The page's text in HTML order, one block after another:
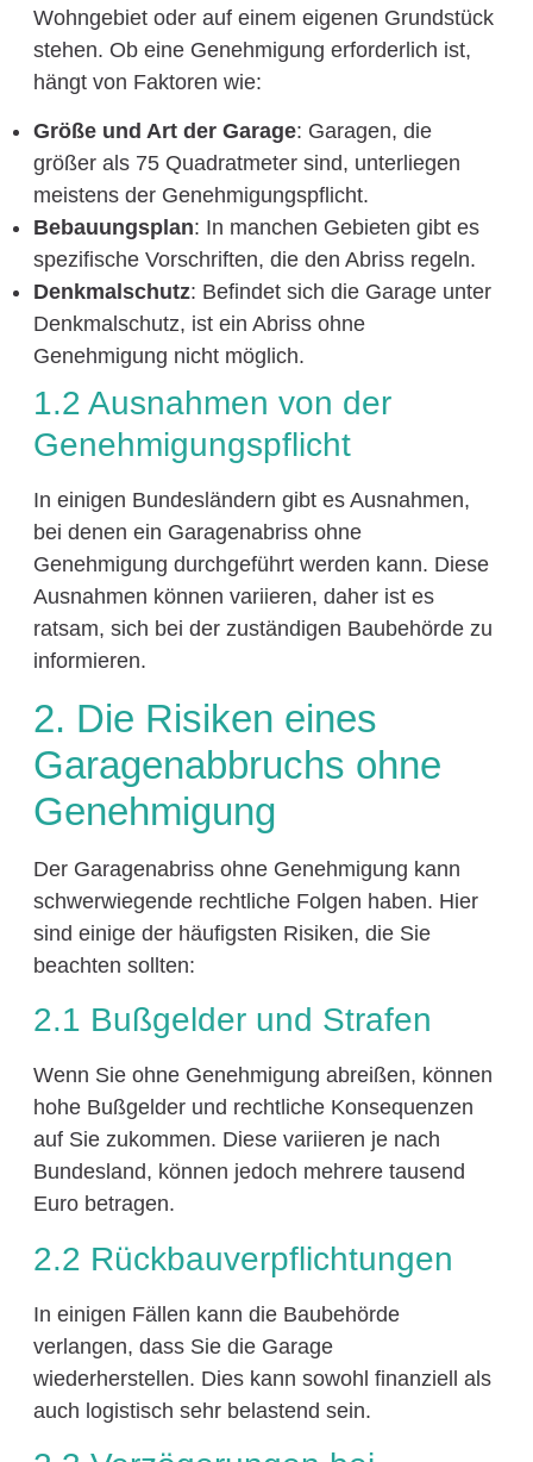
Wohngebiet oder auf einem eigenen Grundstück
stehen. Ob eine Genehmigung erforderlich ist,
hängt von Faktoren wie:
Größe und Art der Garage: Garagen, die
größer als 75 Quadratmeter sind, unterliegen
meistens der Genehmigungspflicht.
Bebauungsplan: In manchen Gebieten gibt es
spezifische Vorschriften, die den Abriss regeln.
Denkmalschutz: Befindet sich die Garage unter
Denkmalschutz, ist ein Abriss ohne
Genehmigung nicht möglich.
1.2 Ausnahmen von der
Genehmigungspflicht
In einigen Bundesländern gibt es Ausnahmen,
bei denen ein Garagenabriss ohne
Genehmigung durchgeführt werden kann. Diese
Ausnahmen können variieren, daher ist es
ratsam, sich bei der zuständigen Baubehörde zu
informieren.
2. Die Risiken eines
Garagenabbruchs ohne
Genehmigung
Der Garagenabriss ohne Genehmigung kann
schwerwiegende rechtliche Folgen haben. Hier
sind einige der häufigsten Risiken, die Sie
beachten sollten:
2.1 Bußgelder und Strafen
Wenn Sie ohne Genehmigung abreißen, können
hohe Bußgelder und rechtliche Konsequenzen
auf Sie zukommen. Diese variieren je nach
Bundesland, können jedoch mehrere tausend
Euro betragen.
2.2 Rückbauverpflichtungen
In einigen Fällen kann die Baubehörde
verlangen, dass Sie die Garage
wiederherstellen. Dies kann sowohl finanziell als
auch logistisch sehr belastend sein.